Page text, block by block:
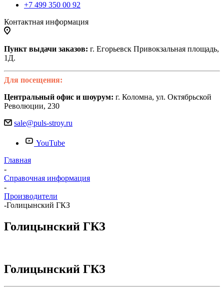
+7 499 350 00 92
Контактная информация
Пункт выдачи заказов: г. Егорьевск Привокзальная площадь,
1Д.
Для посещения:
Центральный офис и шоурум: г. Коломна, ул. Октябрьской
Революции, 230
sale@puls-stroy.ru
YouTube
Главная
-
Справочная информация
-
Производители
-Голицынский ГКЗ
Голицынский ГКЗ
Голицынский ГКЗ